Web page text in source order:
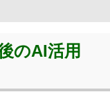
のAI活用